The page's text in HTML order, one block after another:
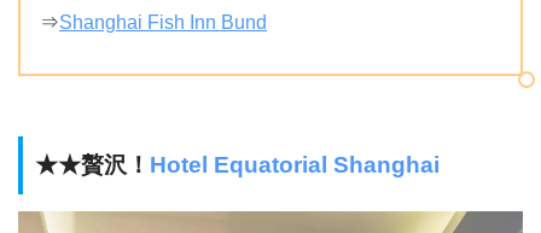
⇒Shanghai Fish Inn Bund
★★贅沢！ Hotel Equatorial Shanghai